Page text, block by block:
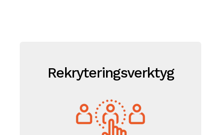
Rekryteringsverktyg